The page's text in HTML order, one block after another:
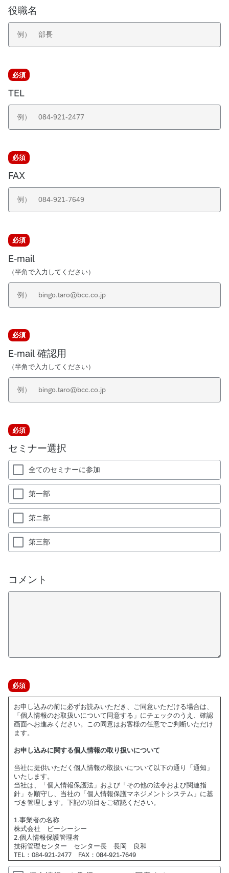
役職名
必須
TEL
必
必須
FAX
必
必須
E-mail
（半角で入力してください）
必
必須
E-mail 確認用
（半角で入力してください）
必
必須
セミナー選択
必
全てのセミナーに参加
第一部
第ニ部
第三部
コメント
必須
お申し込みの前に必ずお読みいただき、ご同意いただける場合は、
「個人情報のお取扱いについて同意する」にチェックのうえ、確認
画面へお進みください。この同意はお客様の任意でご判断いただけ
ます。
お申し込みに関する個人情報の取り扱いについて
当社に提供いただく個人情報の取扱いについて以下の通り「通知」
いたします。
当社は、「個人情報保護法」および「その他の法令および関連指
針」を順守し、当社の「個人情報保護マネジメントシステム」に基
づき管理します。下記の項目をご確認ください。
1.事業者の名称
株式会社 ビーシーシー
2.個人情報保護管理者
技術管理センター センター長 長岡 良和
TEL：084-921-2477 FAX：084-921-7649
必
須